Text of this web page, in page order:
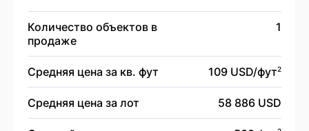
Количество объектов в
продаже
1
Средняя цена за кв. фут 109 USD/фут2
Средняя цена за лот 58 886 USD